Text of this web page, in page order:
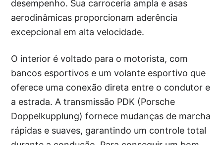
desempenho. Sua carroceria ampla e asas
aerodinâmicas proporcionam aderência
excepcional em alta velocidade.
O interior é voltado para o motorista, com
bancos esportivos e um volante esportivo que
oferece uma conexão direta entre o condutor e
a estrada. A transmissão PDK (Porsche
Doppelkupplung) fornece mudanças de marcha
rápidas e suaves, garantindo um controle total